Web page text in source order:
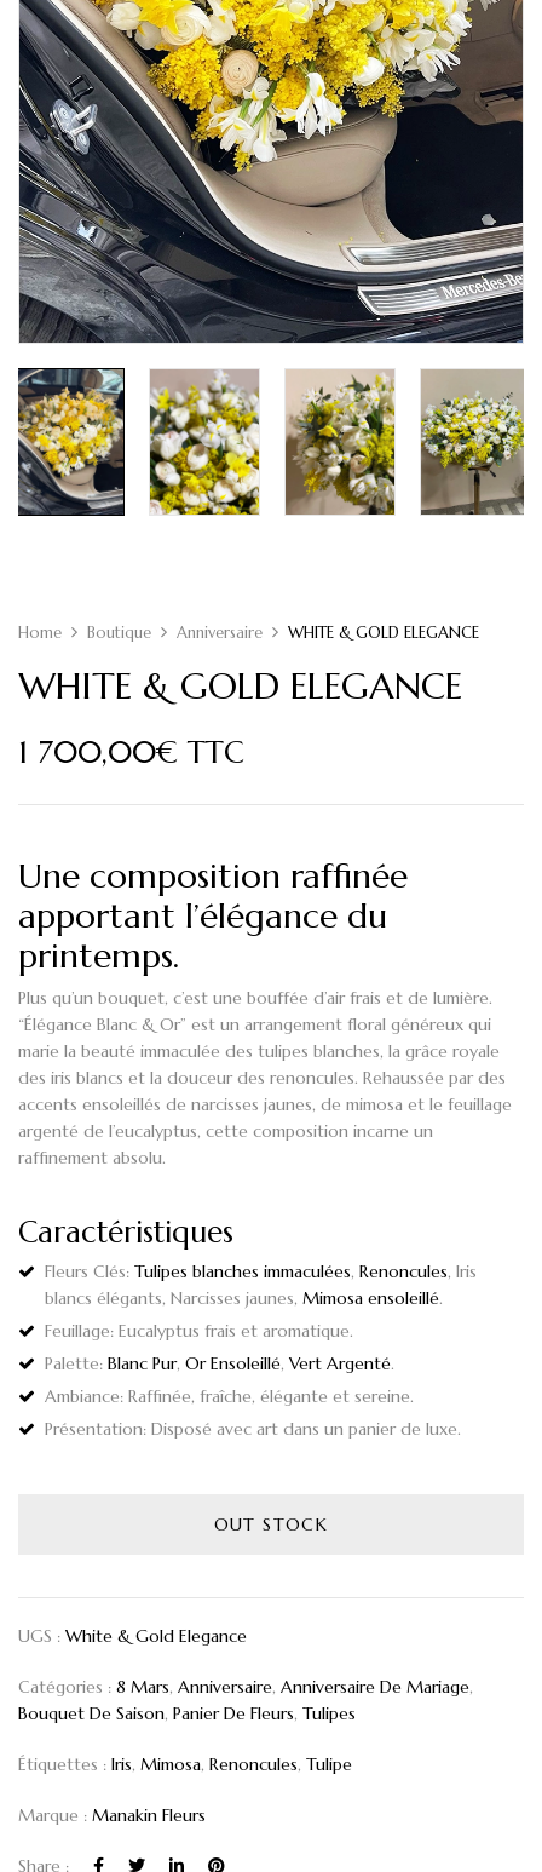
Home Boutique Anniversaire WHITE & GOLD ELEGANCE
WHITE & GOLD ELEGANCE
1 700,00€ TTC
Une composition raffinée
apportant l’élégance du
printemps.
Plus qu’un bouquet, c’est une bouffée d’air frais et de lumière.
“Élégance Blanc & Or” est un arrangement floral généreux qui
marie la beauté immaculée des tulipes blanches, la grâce royale
des iris blancs et la douceur des renoncules. Rehaussée par des
accents ensoleillés de narcisses jaunes, de mimosa et le feuillage
argenté de l’eucalyptus, cette composition incarne un
raffinement absolu.
Caractéristiques
Fleurs Clés: Tulipes blanches immaculées, Renoncules, Iris
blancs élégants, Narcisses jaunes, Mimosa ensoleillé.
Feuillage: Eucalyptus frais et aromatique.
Palette: Blanc Pur, Or Ensoleillé, Vert Argenté.
Ambiance: Raffinée, fraîche, élégante et sereine.
Présentation: Disposé avec art dans un panier de luxe.
OUT STOCK
UGS : White & Gold Elegance
Catégories : 8 Mars, Anniversaire, Anniversaire De Mariage,
Bouquet De Saison, Panier De Fleurs, Tulipes
Étiquettes : Iris, Mimosa, Renoncules, Tulipe
Marque : Manakin Fleurs
Share :